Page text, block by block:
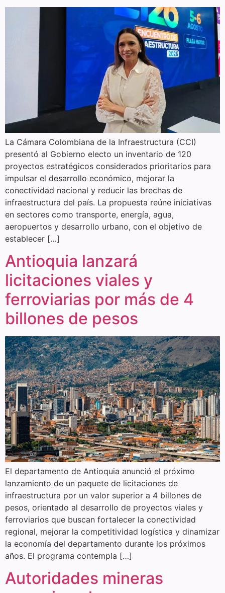
La Cámara Colombiana de la Infraestructura (CCI)
presentó al Gobierno electo un inventario de 120
proyectos estratégicos considerados prioritarios para
impulsar el desarrollo económico, mejorar la
conectividad nacional y reducir las brechas de
infraestructura del país. La propuesta reúne iniciativas
en sectores como transporte, energía, agua,
aeropuertos y desarrollo urbano, con el objetivo de
establecer […]
Antioquia lanzará
licitaciones viales y
ferroviarias por más de 4
billones de pesos
El departamento de Antioquia anunció el próximo
lanzamiento de un paquete de licitaciones de
infraestructura por un valor superior a 4 billones de
pesos, orientado al desarrollo de proyectos viales y
ferroviarios que buscan fortalecer la conectividad
regional, mejorar la competitividad logística y dinamizar
la economía del departamento durante los próximos
años. El programa contempla […]
Autoridades mineras